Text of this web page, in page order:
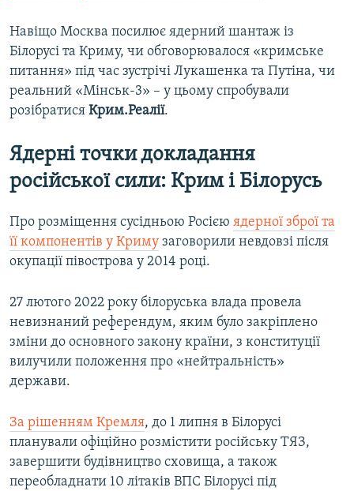
Навіщо Москва посилює ядерний шантаж із
Білорусі та Криму, чи обговорювалося «кримське
питання» під час зустрічі Лукашенка та Путіна, чи
реальний «Мінськ-3» – у цьому спробували
розібратися Крим.Реалії.
Ядерні точки докладання
російської сили: Крим і Білорусь
Про розміщення сусідньою Росією ядерної зброї та
її компонентів у Криму заговорили невдовзі після
окупації півострова у 2014 році.
27 лютого 2022 року білоруська влада провела
невизнаний референдум, яким було закріплено
зміни до основного закону країни, з конституції
вилучили положення про «нейтральність»
держави.
За рішенням Кремля, до 1 липня в Білорусі
планували офіційно розмістити російську ТЯЗ,
завершити будівництво сховища, а також
переобладнати 10 літаків ВПС Білорусі під